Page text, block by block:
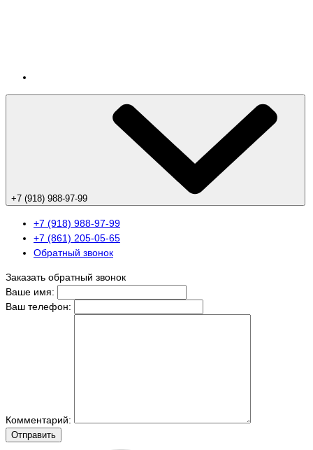
+7 (918) 988-97-99
+7 (918) 988-97-99
+7 (861) 205-05-65
Обратный звонок
Заказать обратный звонок
Ваше имя:
Ваш телефон:
Комментарий:
Отправить